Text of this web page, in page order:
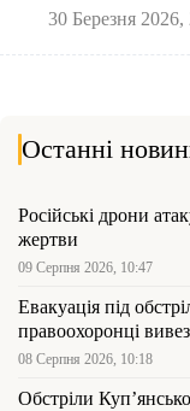
30 Березня 2026,
Останні
Російські дрони
жертви
09 Серпня 2026, 10:47
Евакуація під
правоохоронці
08 Серпня 2026, 10:18
Обстріли